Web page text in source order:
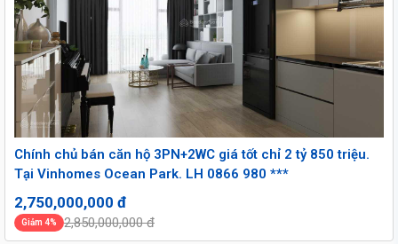
Chính chủ bán căn hộ 3PN+2WC giá tốt chỉ 2 tỷ 850 triệu.
Tại Vinhomes Ocean Park. LH 0866 980 ***
2,750,000,000 đ
Giảm 4% 2,850,000,000 đ